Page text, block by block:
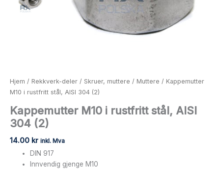
Hjem / Rekkverk-deler / Skruer, muttere / Muttere / Kappemutter
M10 i rustfritt stål, AISI 304 (2)
Kappemutter M10 i rustfritt stål, AISI
304 (2)
14.00 kr inkl. Mva
DIN 917
Innvendig gjenge M10